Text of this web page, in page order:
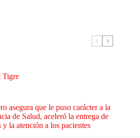
Tigre
asegura que le puso carácter a la
de Salud, aceleró la entrega de
y la atención a los pacientes